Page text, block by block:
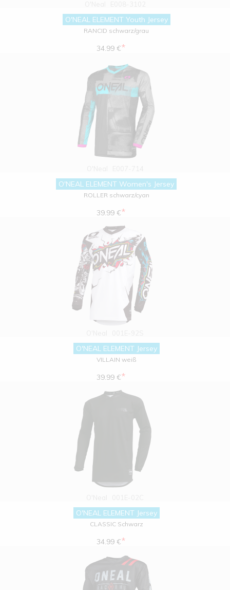
O'NEAL ELEMENT Youth Jersey
RANCID schwarz/grau
34.99 €*
O'NEAL ELEMENT Women's Jersey
ROLLER schwarz/cyan
39.99 €*
O'NEAL ELEMENT Jersey
VILLAIN weiß
39.99 €*
O'NEAL ELEMENT Jersey
CLASSIC Schwarz
34.99 €*